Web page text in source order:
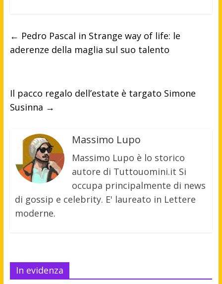
← Pedro Pascal in Strange way of life: le
aderenze della maglia sul suo talento
Il pacco regalo dell’estate è targato Simone
Susinna →
Massimo Lupo
Massimo Lupo è lo storico
autore di Tuttouomini.it Si
occupa principalmente di news
di gossip e celebrity. E' laureato in Lettere
moderne.
In evidenza